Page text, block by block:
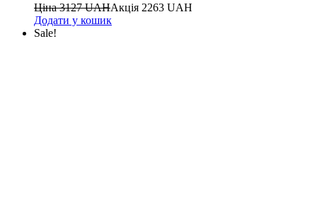
Ціна3127UAHАкція 2263 UAH
Додати у кошик
Sale!